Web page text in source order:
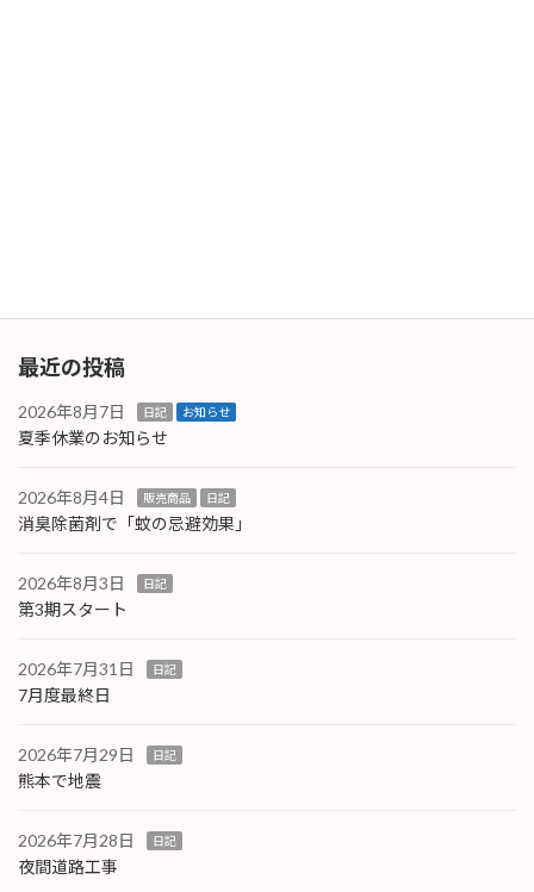
最近の投稿
2026年8月7日 日記 お知らせ
夏季休業のお知らせ
2026年8月4日 販売商品 日記
消臭除菌剤で「蚊の忌避効果」
2026年8月3日 日記
第3期スタート
2026年7月31日 日記
7月度最終日
2026年7月29日 日記
熊本で地震
2026年7月28日 日記
夜間道路工事